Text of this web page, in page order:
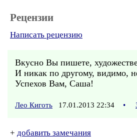
Рецензии
Написать рецензию
Вкусно Вы пишете,
И никак по другому, видимо,
Успехов Вам, Саша!
Лео Киготь 17.01.2013 22:34 •
+ добавить замечания